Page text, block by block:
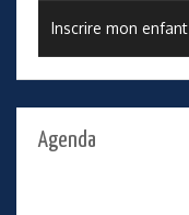
Inscrire mon enfant
Agenda